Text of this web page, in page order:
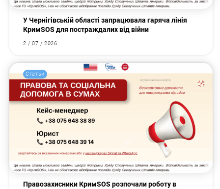
У Чернігівській області запрацювала гаряча лінія
КримSOS для постраждалих від війни
2 / 07 / 2026
Статьи
Правозахисники КримSOS розпочали роботу в